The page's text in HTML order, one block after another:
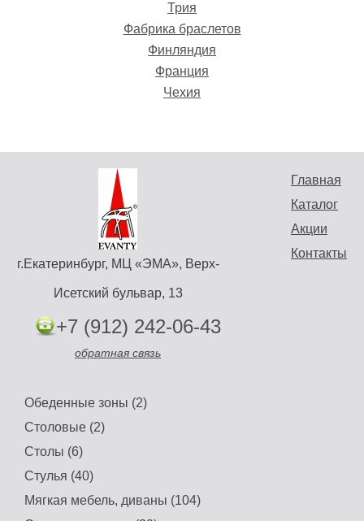
Гостиная GRAZIELLA
Цена: 167360 руб.
Диван «Joice»
Стол Идрис керамика
черный камень
Цена: 72675 руб.
Купить
black leather (черная
кожа)Цена: 31845 руб.
Трия
Фабрика браслетов
Финляндия
Франция
Чехия
Главная
Каталог
Акции
Контакты
г.Екатеринбург, МЦ «ЭМА», Верх-
Исетский бульвар, 13
+7 (912) 242-06-43
обратная связь
Обеденные зоны (2)
Столовые (2)
Столы (6)
Стулья (40)
Мягкая мебель, диваны (104)